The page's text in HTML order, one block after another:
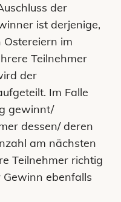
der
ist derjenige,
im
Teilnehmer
der
Im Falle
gewinnt/
dessen/ deren
am nächsten
Teilnehmer richtig
ebenfalls